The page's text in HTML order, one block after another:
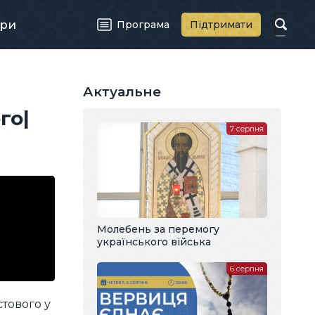
Програма Підтримати
у
Актуальне
Молебень за перемогу
українського війська
7 серпня
6 серпня